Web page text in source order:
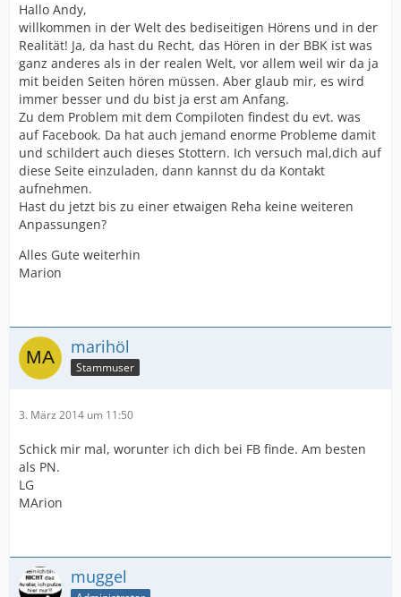
Hallo Andy,
willkommen in der Welt des bediseitigen Hörens und in der
Realität! Ja, da hast du Recht, das Hören in der BBK ist was
ganz anderes als in der realen Welt, vor allem weil wir da ja
mit beiden Seiten hören müssen. Aber glaub mir, es wird
immer besser und du bist ja erst am Anfang.
Zu dem Problem mit dem Compiloten findest du evt. was
auf Facebook. Da hat auch jemand enorme Probleme damit
und schildert auch dieses Stottern. Ich versuch mal,dich auf
diese Seite einzuladen, dann kannst du da Kontakt
aufnehmen.
Hast du jetzt bis zu einer etwaigen Reha keine weiteren
Anpassungen?
Alles Gute weiterhin
Marion
marihöl
Stammuser
3. März 2014 um 11:50
Schick mir mal, worunter ich dich bei FB finde. Am besten
als PN.
LG
MArion
muggel